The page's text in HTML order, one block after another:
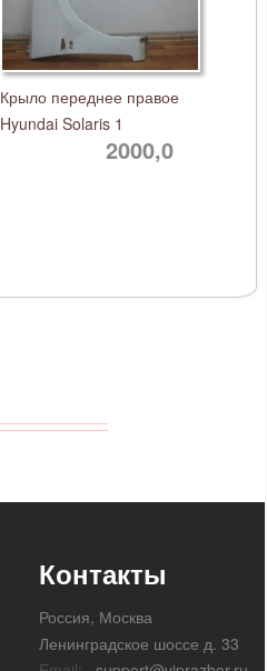
Крыло переднее правое
Hyundai Solaris 1
2000,0
Контакты
Россия, Москва
Ленинградское шоссе д. 33